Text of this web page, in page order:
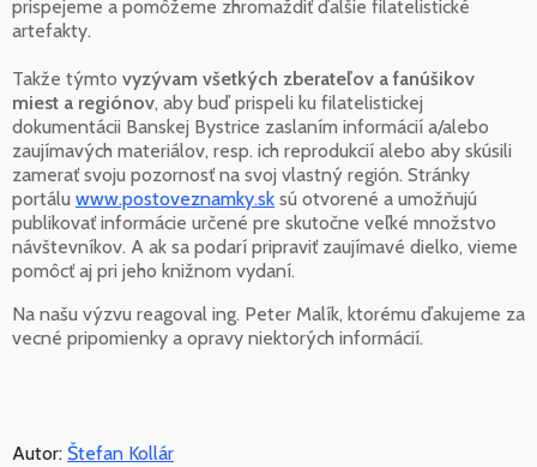
prispejeme a pomôžeme zhromaždiť ďalšie filatelistické
artefakty.
Takže týmto vyzývam všetkých zberateľov a fanúšikov
miest a regiónov, aby buď prispeli ku filatelistickej
dokumentácii Banskej Bystrice zaslaním informácií a/alebo
zaujímavých materiálov, resp. ich reprodukcií alebo aby skúsili
zamerať svoju pozornosť na svoj vlastný región. Stránky
portálu www.postoveznamky.sk sú otvorené a umožňujú
publikovať informácie určené pre skutočne veľké množstvo
návštevníkov. A ak sa podarí pripraviť zaujímavé dielko, vieme
pomôcť aj pri jeho knižnom vydaní.
Na našu výzvu reagoval ing. Peter Malík, ktorému ďakujeme za
vecné pripomienky a opravy niektorých informácií.
Autor: Štefan Kollár